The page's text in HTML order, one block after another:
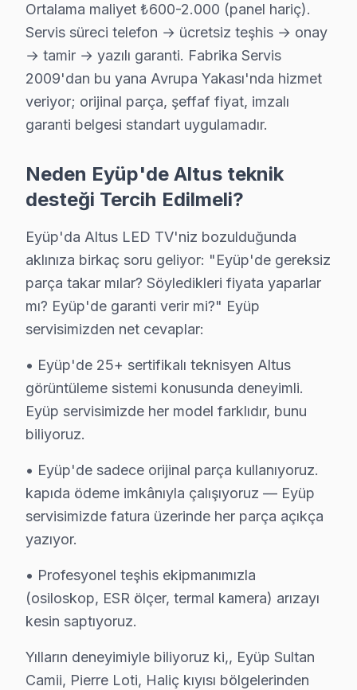
Silahtarağa Altus Servis
Altus TV'niz Silahtarağa'de arıza yaptıysa taşımanıza
Topçular Altus Servis
Altus TV HDMI port arızası Topçular adresine gelen
Yeşilpınar Altus Servis
Yeşilpınar semtindeki Altus TV sorunları için kapıya
Eyüp TV Servis Merkezi →
Eyüp Altus TV Servis Hizmet Bölgesi
Eyüp bölgesine kapıya gelen Altus TV tamir servisi
Ortalama maliyet ₺600-2.000 (panel hariç).
Servis süreci telefon → ücretsiz teşhis → onay
→ tamir → yazılı garanti. Fabrika Servis
2009'dan bu yana Avrupa Yakası'nda hizmet
veriyor; orijinal parça, şeffaf fiyat, imzalı
garanti belgesi standart uygulamadır.
Neden Eyüp'de Altus teknik
desteği Tercih Edilmeli?
Eyüp'da Altus LED TV'niz bozulduğunda
aklınıza birkaç soru geliyor: "Eyüp'de gereksiz
parça takar mılar? Söyledikleri fiyata yaparlar
mı? Eyüp'de garanti verir mi?" Eyüp
servisimizden net cevaplar:
• Eyüp'de 25+ sertifikalı teknisyen Altus
görüntüleme sistemi konusunda deneyimli.
Eyüp servisimizde her model farklıdır, bunu
biliyoruz.
• Eyüp'de sadece orijinal parça kullanıyoruz.
kapıda ödeme imkânıyla çalışıyoruz — Eyüp
servisimizde fatura üzerinde her parça açıkça
yazıyor.
• Profesyonel teşhis ekipmanımızla
(osiloskop, ESR ölçer, termal kamera) arızayı
kesin saptıyoruz.
Yılların deneyimiyle biliyoruz ki,, Eyüp Sultan
Camii, Pierre Loti, Haliç kıyısı bölgelerinden